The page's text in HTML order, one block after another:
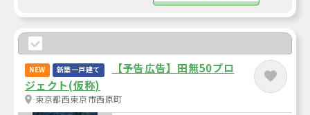
NEW 新築一戸建て
【予告広告】田無50プロ
ジェクト(仮称)
東京都西東京市西原町